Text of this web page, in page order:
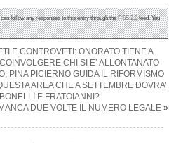
can follow any responses to this entry through theRSS 2.0feed. You
E CONTROVETI: ONORATO TIENE A
CHI SI E’ ALLONTANATO
PINA PICIERNO GUIDA IL RIFORMISMO
AREA CHE A SETTEMBRE DOVRA’
E FRATOIANNI?
DUE VOLTE IL NUMERO LEGALE »